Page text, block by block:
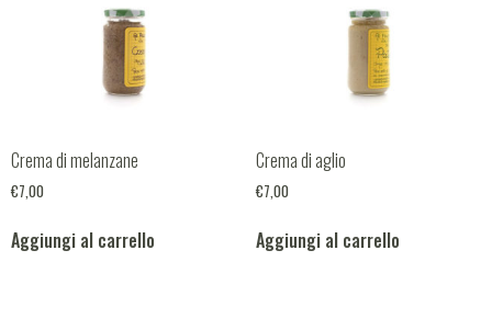
Crema di melanzane
€7,00
Aggiungi al carrello
Crema di aglio
€7,00
Aggiungi al carrello